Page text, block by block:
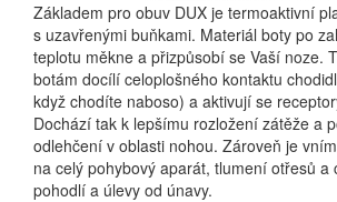
Základem pro obuv DUX je termoaktivní
s uzavřenými buňkami. Materiál boty po
teplotu měkne a přizpůsobí se Vaší noze.
botám docílí celoplošného kontaktu
když chodíte naboso) a aktivují se
Dochází tak k lepšímu rozložení zátěže a
odlehčení v oblasti nohou. Zároveň je
na celý pohybový aparát, tlumení otřesů a
pohodlí a úlevy od únavy.